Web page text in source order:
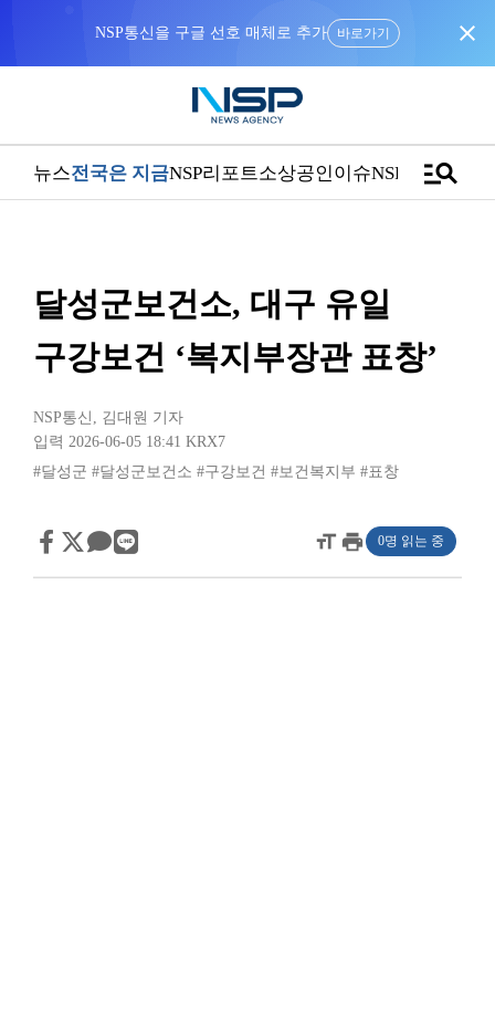
NSP통신을 구글 선호 매체로 추가 바로가기 close
뉴스전국은 지금NSP리포트소상공인이슈NSPTVmanage_search
달성군보건소, 대구 유일
구강보건 ‘복지부장관 표창’
NSP통신 , 김대원 기자
입력 2026-06-05 18:41 KRX7
#달성군 #달성군보건소 #구강보건 #보건복지부 #표창
format_sizeprint 0명 읽는 중